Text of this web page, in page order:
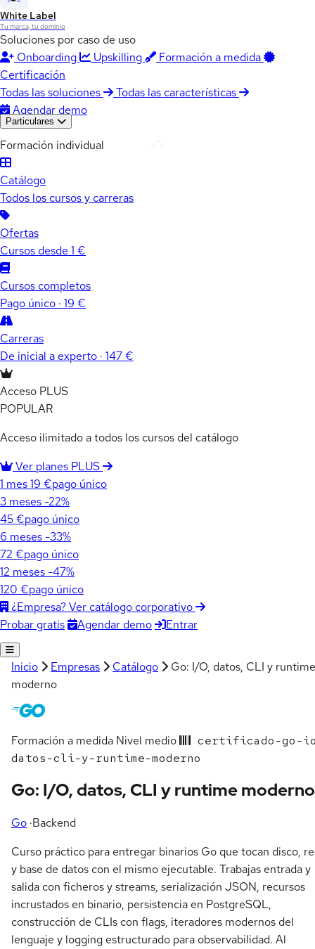
White Label
Tu marca, tu dominio
Soluciones por caso de uso
Onboarding
Upskilling
Formación a medida
Certificación
Todas las soluciones
Todas las características
Agendar demo
Particulares
Formación individual
Catálogo
Todos los cursos y carreras
Ofertas
Cursos desde 1 €
Cursos completos
Pago único · 19 €
Carreras
De inicial a experto · 147 €
Acceso PLUS
POPULAR
Acceso ilimitado a todos los cursos del catálogo
Ver planes PLUS
1 mes19 €pago único
3 meses -22%
45 €pago único
6 meses -33%
72 €pago único
12 meses -47%
120 €pago único
¿Empresa? Ver catálogo corporativo
Probar gratis
Agendar demo Entrar
Inicio Empresas Catálogo
Go: I/O, datos, CLI y runtime
moderno
Formación a medida Nivel medio
certificado-go-
datos-cli-y-runtime-moderno
Go: I/O, datos, CLI y runtime moderno
Go ·Backend
Curso práctico para entregar binarios Go que tocan disco,
y base de datos con el mismo ejecutable. Trabajas entrada y
salida con ficheros y streams, serialización JSON, recursos
incrustados en binario, persistencia en PostgreSQL,
construcción de CLIs con flags, iteradores modernos del
lenguaje y logging estructurado para observabilidad. Al